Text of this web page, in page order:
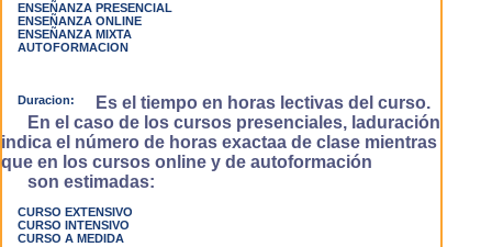
ENSEÑANZA PRESENCIAL
ENSEÑANZA ONLINE
ENSEÑANZA MIXTA
AUTOFORMACION
Duracion:
Es el tiempo en horas lectivas del curso.
En el caso de los cursos presenciales, laduración
indica el número de horas exactaa de clase mientras
que en los cursos online y de autoformación
son estimadas:
CURSO EXTENSIVO
CURSO INTENSIVO
CURSO A MEDIDA